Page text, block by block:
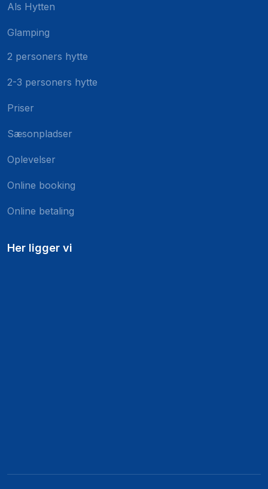
Als Hytten
Glamping
2 personers hytte
2-3 personers hytte
Priser
Sæsonpladser
Oplevelser
Online booking
Online betaling
Her ligger vi